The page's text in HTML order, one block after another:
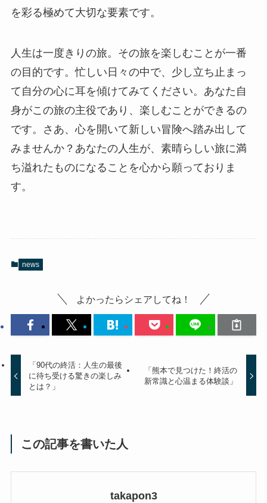
を彩る極めて大切な要素です。
人生は一度きりの旅。その旅を楽しむことが一番
の目的です。忙しい日々の中で、少し立ち止まっ
て自分の心に耳を傾けてみてください。あなた自
身がこの旅の主役であり、楽しむことができるの
です。さあ、心を開いて新しい冒険へ踏み出して
みませんか？あなたの人生が、素晴らしい旅に満
ち溢れたものになることを心から願っておりま
す。
news
よかったらシェアしてね！
「90代の終活：人生の最後
に待ち受ける驚きの楽しみ
とは？」
「熊本で見つけた！終活の
新常識と心温まる体験談」
この記事を書いた人
takapon3